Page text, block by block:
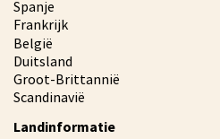
Spanje
Frankrijk
België
Duitsland
Groot-Brittannië
Scandinavië
Landinformatie